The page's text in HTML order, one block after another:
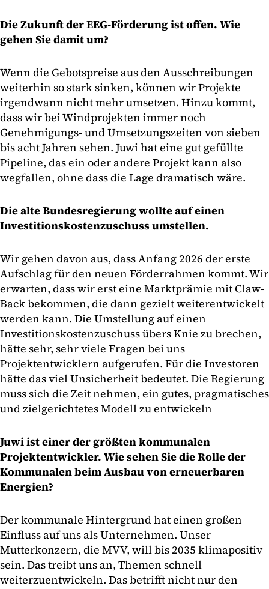
Die Zukunft der EEG-Förderung ist offen. Wie
gehen Sie damit um?
Wenn die Gebotspreise aus den Ausschreibungen
weiterhin so stark sinken, können wir Projekte
irgendwann nicht mehr umsetzen. Hinzu kommt,
dass wir bei Windprojekten immer noch
Genehmigungs- und Umsetzungszeiten von sieben
bis acht Jahren sehen. Juwi hat eine gut gefüllte
Pipeline, das ein oder andere Projekt kann also
wegfallen, ohne dass die Lage dramatisch wäre.
Die alte Bundesregierung wollte auf einen
Investitionskostenzuschuss umstellen.
Wir gehen davon aus, dass Anfang 2026 der erste
Aufschlag für den neuen Förderrahmen kommt. Wir
erwarten, dass wir erst eine Marktprämie mit Claw-
Back bekommen, die dann gezielt weiterentwickelt
werden kann. Die Umstellung auf einen
Investitionskostenzuschuss übers Knie zu brechen,
hätte sehr, sehr viele Fragen bei uns
Projektentwicklern aufgerufen. Für die Investoren
hätte das viel Unsicherheit bedeutet. Die Regierung
muss sich die Zeit nehmen, ein gutes, pragmatisches
und zielgerichtetes Modell zu entwickeln
Juwi ist einer der größten kommunalen
Projektentwickler. Wie sehen Sie die Rolle der
Kommunalen beim Ausbau von erneuerbaren
Energien?
Der kommunale Hintergrund hat einen großen
Einfluss auf uns als Unternehmen. Unser
Mutterkonzern, die MVV, will bis 2035 klimapositiv
sein. Das treibt uns an, Themen schnell
weiterzuentwickeln. Das betrifft nicht nur den